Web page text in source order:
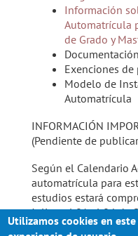
Información
Automatrícula
de Grado y
Exenciones de
Modelo de
Automatrícula
INFORMACIÓN
(Pendiente de
Según el Calendario
automatrícula para
estudios estará
Julio y el 01 el 04 de
Utilizamos cookies en